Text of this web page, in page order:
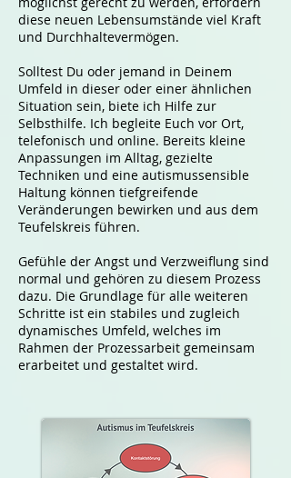
diese neuen Lebensumstände viel Kraft
und Durchhaltevermögen.
Solltest Du oder jemand in Deinem
Umfeld in dieser oder einer ähnlichen
Situation sein, biete ich Hilfe zur
Selbsthilfe. Ich begleite Euch vor Ort,
telefonisch und online. Bereits kleine
Anpassungen im Alltag, gezielte
Techniken und eine autismussensible
Haltung können tiefgreifende
Veränderungen bewirken und aus dem
Teufelskreis führen.
Gefühle der Angst und Verzweiflung sind
normal und gehören zu diesem Prozess
dazu. Die Grundlage für alle weiteren
Schritte ist ein stabiles und zugleich
dynamisches Umfeld, welches im
Rahmen der Prozessarbeit gemeinsam
erarbeitet und gestaltet wird.